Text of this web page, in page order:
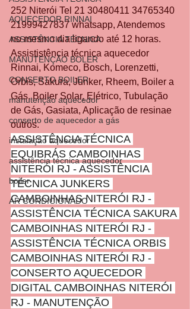
AQUECEDOR RINNAI
ASSISTÊNCIA TÉCNICA
MANUTENÇÃO BOLER
CONSERTO BOILER
manutenção aquecedor
conserto de aquecedor a gás
instalação aquecedor
assistência técnica aquecedor
boiler
AR CONDICIONADO
252 Niterói Tel 21 30480411 34765340
21999427837 whatsapp, Atendemos
no mesmo dia ligando até 12 horas.
Assististência técnica aquecedor
Rinnai, Komeco, Bosch, Lorenzetti,
Orbis, Sakura, Junker, Rheem, Boiler a
Gás, Boiler Solar, Elétrico, Tubulação
de Gás, Gasiata, Aplicação de resinae
outros.
ASSISTÊNCIA TÉCNICA
EQUIBRÁS CAMBOINHAS
NITERÓI RJ - ASSISTÊNCIA
TÉCNICA JUNKERS
CAMBOINHAS NITERÓI RJ -
ASSISTÊNCIA TÉCNICA SAKURA
CAMBOINHAS NITERÓI RJ -
ASSISTÊNCIA TÉCNICA ORBIS
CAMBOINHAS NITERÓI RJ -
CONSERTO AQUECEDOR
DIGITAL CAMBOINHAS NITERÓI
RJ - MANUTENÇÃO